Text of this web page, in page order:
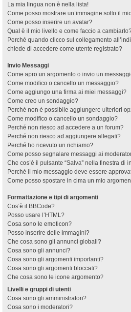
La mia lingua non è nella lista!
Come posso mostrare un’immagine sotto il
Come posso inserire un avatar?
Qual è il mio livello e come faccio a
Perché quando clicco sul collegamento
chiede di accedere come utente registrato?
Invio Messaggi
Come apro un argomento o invio un
Come modifico o cancello un messaggio?
Come aggiungo una firma ai miei messaggi?
Come creo un sondaggio?
Perché non è possibile aggiungere ulteriori
Come modifico o cancello un sondaggio?
Perché non riesco ad accedere a un forum?
Perché non riesco ad aggiungere allegati?
Perché ho ricevuto un richiamo?
Come posso segnalare messaggi ai
Che cos’è il pulsante “Salva” nella finestra di
Perché il mio messaggio deve essere
Come posso spostare in cima un mio
Formattazione e tipi di argomenti
Cos’è il BBCode?
Posso usare l’HTML?
Cosa sono le emoticon?
Posso inserire delle immagini?
Che cosa sono gli annunci globali?
Cosa sono gli annunci?
Cosa sono gli argomenti importanti?
Cosa sono gli argomenti bloccati?
Che cosa sono le icone argomento?
Livelli e gruppi di utenti
Cosa sono gli amministratori?
Cosa sono i moderatori?